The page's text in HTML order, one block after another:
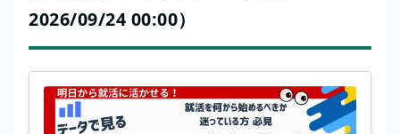
2026/09/24 00:00）